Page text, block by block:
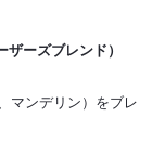
ーズブレンド）
マンデリン）をブレ